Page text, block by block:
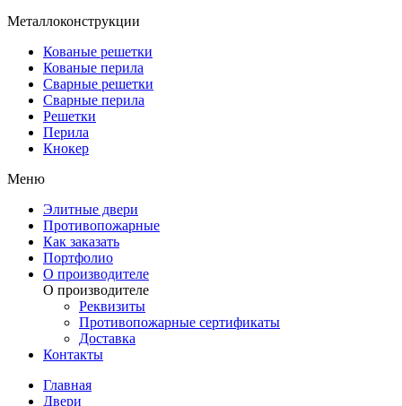
Металлоконструкции
Кованые решетки
Кованые перила
Сварные решетки
Сварные перила
Решетки
Перила
Кнокер
Меню
Элитные двери
Противопожарные
Как заказать
Портфолио
О производителе
О производителе
Реквизиты
Противопожарные сертификаты
Доставка
Контакты
Главная
Двери